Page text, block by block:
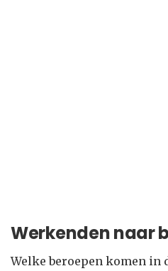
Werkenden naar
Welke beroepen komen in